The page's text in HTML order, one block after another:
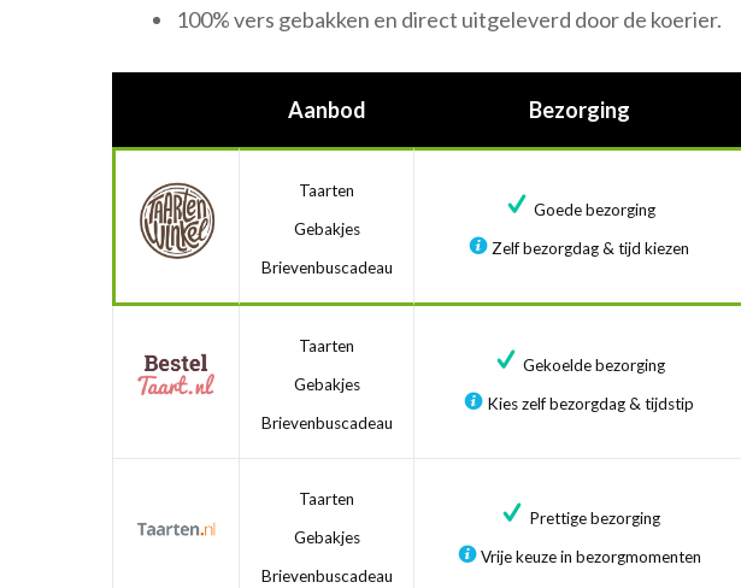
100% vers gebakken en direct uitgeleverd door de koerier.
Aanbod Bezorging
Taarten
Gebakjes
Brievenbuscadeau
Goede bezorging
Zelf bezorgdag & tijd kiezen
Taarten
Gebakjes
Brievenbuscadeau
Gekoelde bezorging
Kies zelf bezorgdag & tijdstip
Taarten
Gebakjes
Brievenbuscadeau
Prettige bezorging
Vrije keuze in bezorgmomenten